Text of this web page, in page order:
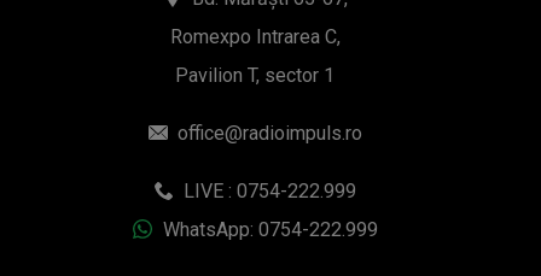
Romexpo Intrarea C,
Pavilion T, sector 1
office@radioimpuls.ro
LIVE : 0754-222.999
WhatsApp: 0754-222.999